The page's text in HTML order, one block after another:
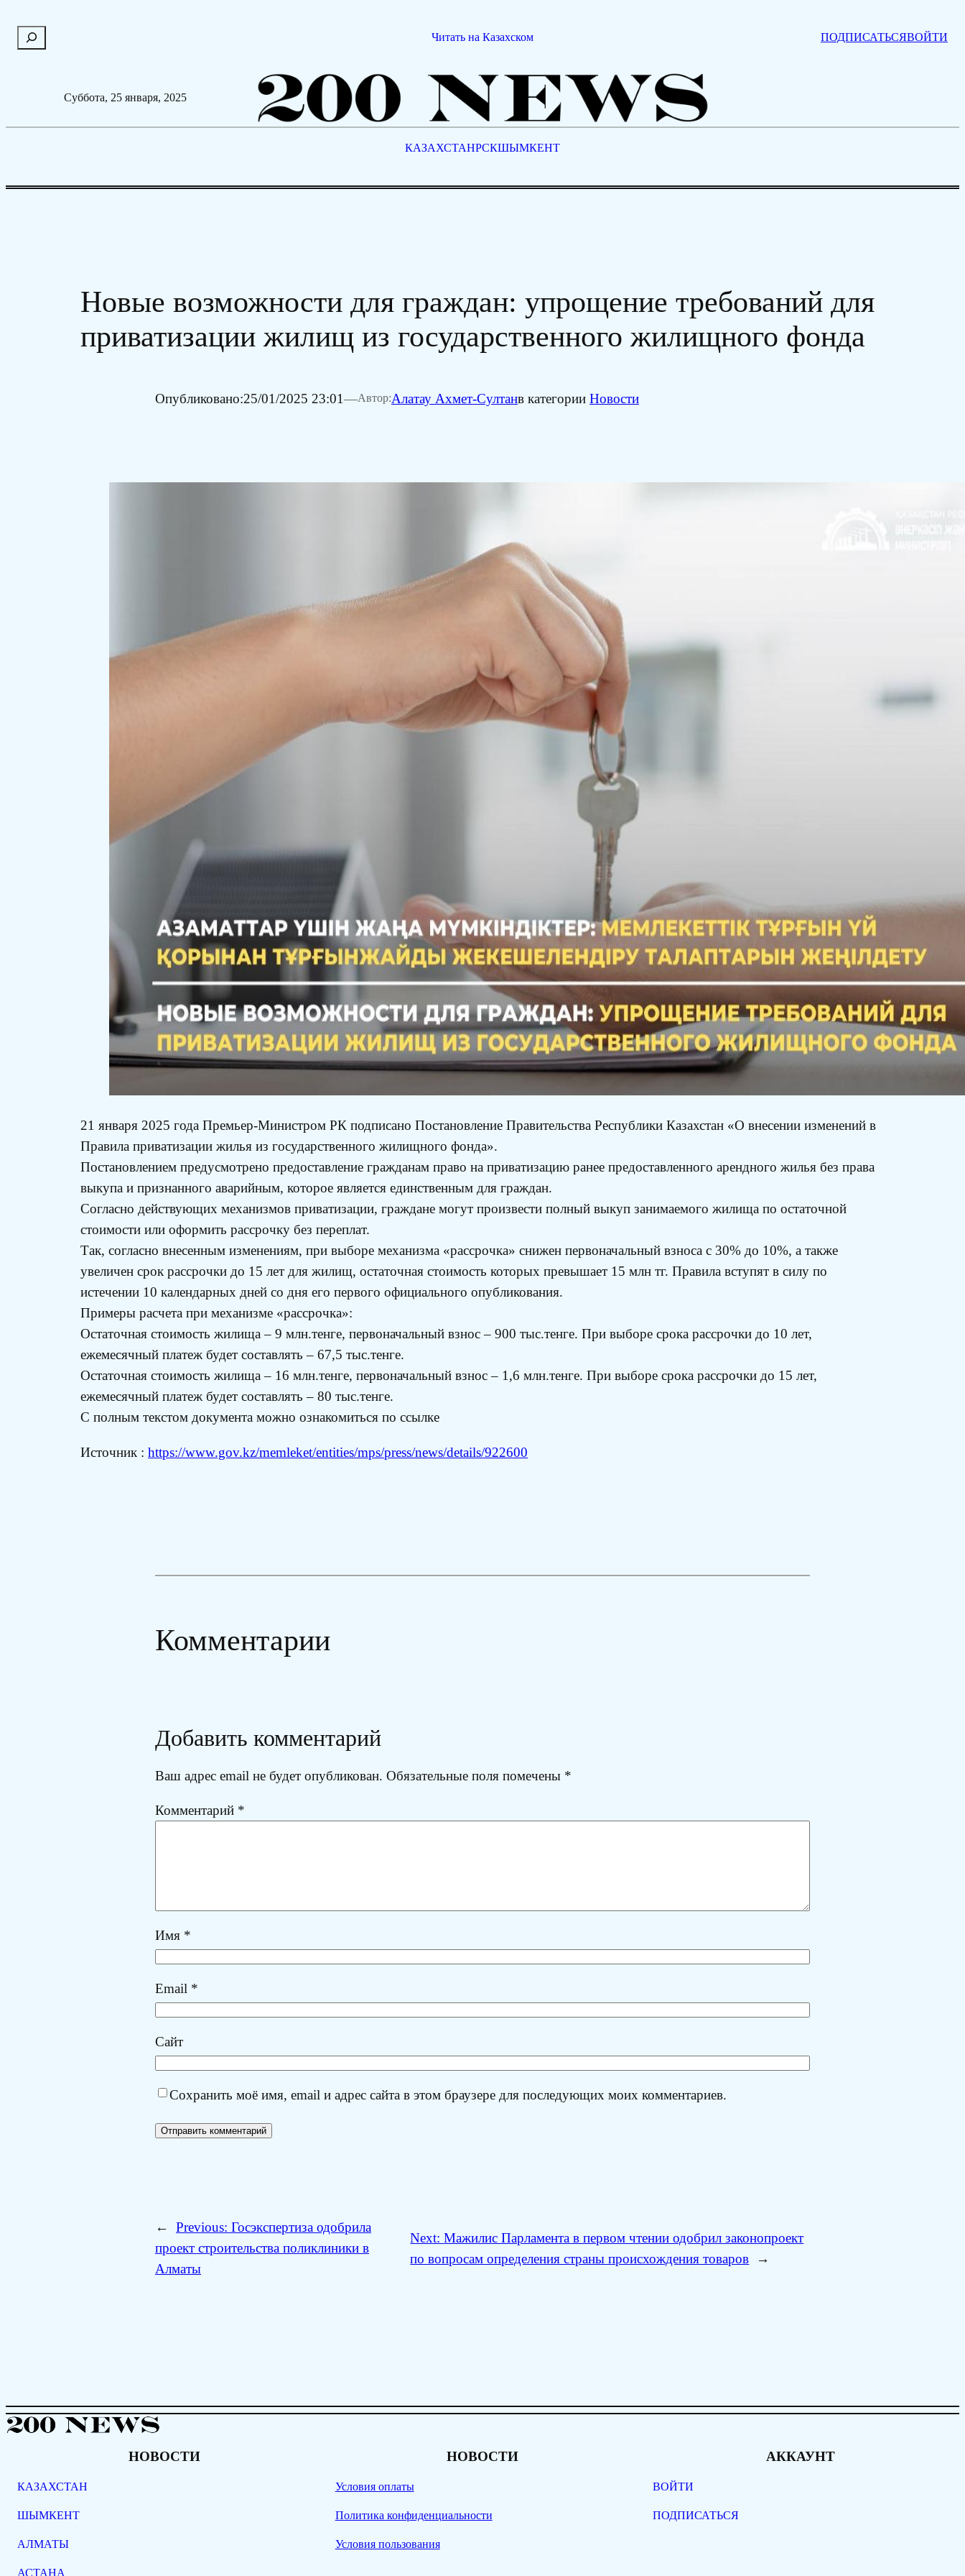
о
Читать на Казахском ПОДПИСАТЬСЯВОЙТИ
Суббота, 25 января, 2025
КАЗАХСТАНРСКШЫМКЕНТ
Новые возможности для граждан: упрощение требований для
приватизации жилищ из государственного жилищного фонда
Опубликовано:25/01/2025 23:01—Автор:Алатау Ахмет-Султанв категории Новости
21 января 2025 года Премьер-Министром РК подписано Постановление Правительства Республики Казахстан «О внесении изменений в
Правила приватизации жилья из государственного жилищного фонда».
Постановлением предусмотрено предоставление гражданам право на приватизацию ранее предоставленного арендного жилья без права
выкупа и признанного аварийным, которое является единственным для граждан.
Согласно действующих механизмов приватизации, граждане могут произвести полный выкуп занимаемого жилища по остаточной
стоимости или оформить рассрочку без переплат.
Так, согласно внесенным изменениям, при выборе механизма «рассрочка» снижен первоначальный взноса с 30% до 10%, а также
увеличен срок рассрочки до 15 лет для жилищ, остаточная стоимость которых превышает 15 млн тг. Правила вступят в силу по
истечении 10 календарных дней со дня его первого официального опубликования.
Примеры расчета при механизме «рассрочка»:
Остаточная стоимость жилища – 9 млн.тенге, первоначальный взнос – 900 тыс.тенге. При выборе срока рассрочки до 10 лет,
ежемесячный платеж будет составлять – 67,5 тыс.тенге.
Остаточная стоимость жилища – 16 млн.тенге, первоначальный взнос – 1,6 млн.тенге. При выборе срока рассрочки до 15 лет,
ежемесячный платеж будет составлять – 80 тыс.тенге.
С полным текстом документа можно ознакомиться по ссылке
Источник : https://www.gov.kz/memleket/entities/mps/press/news/details/922600
Комментарии
Добавить комментарий
Ваш адрес email не будет опубликован. Обязательные поля помечены *
Комментарий *
Имя *
Email *
Сайт
Сохранить моё имя, email и адрес сайта в этом браузере для последующих моих комментариев.
← Previous: Госэкспертиза одобрила
проект строительства поликлиники в
Алматы
Next:Мажилис Парламента в первом чтении одобрил законопроект
по вопросам определения страны происхождения товаров
→
НОВОСТИ
КАЗАХСТАН
ШЫМКЕНТ
АЛМАТЫ
АСТАНА
НОВОСТИ
Условия оплаты
Политика конфиденциальности
Условия пользования
АККАУНТ
ВОЙТИ
ПОДПИСАТЬСЯ